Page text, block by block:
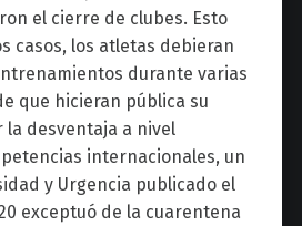
el cierre de clubes. Esto
casos, los atletas debieran
durante varias
que hicieran pública su
la desventaja a nivel
internacionales, un
y Urgencia publicado el
exceptuó de la cuarentena